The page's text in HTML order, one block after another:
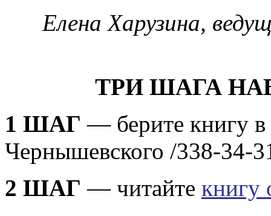
Елена Харузина,
ТРИ ШАГА
1 ШАГ — берите книгу
Чернышевского /338-34-
2 ШАГ — читайте книгу